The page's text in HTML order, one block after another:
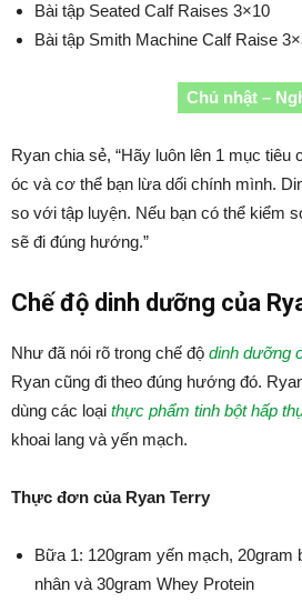
Bài tập Seated Calf Raises 3×10
Bài tập Smith Machine Calf Raise
Chủ nhật –
Ryan chia sẻ, “Hãy luôn lên 1 mục tiêu
óc và cơ thể bạn lừa dối chính mình.
so với tập luyện. Nếu bạn có thể kiểm
sẽ đi đúng hướng.”
Chế độ dinh dưỡng của
Như đã nói rõ trong chế độ dinh dưỡng
Ryan cũng đi theo đúng hướng đó.
dùng các loại thực phẩm tinh bột hấp
khoai lang và yến mạch.
Thực đơn của Ryan Terry
Bữa 1: 120gram yến mạch, 20gram
nhân và 30gram Whey Protein